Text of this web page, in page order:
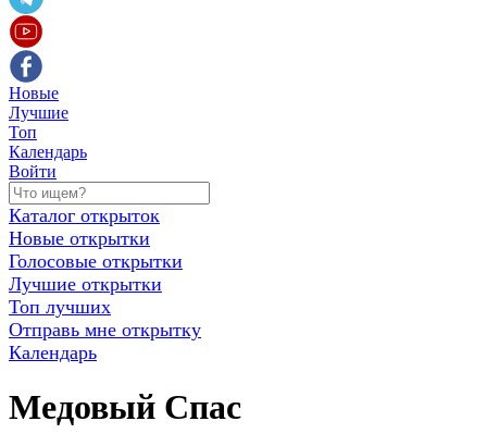
Новые
Лучшие
Топ
Календарь
Войти
Каталог открыток
Новые открытки
Голосовые открытки
Лучшие открытки
Топ лучших
Отправь мне открытку
Календарь
Медовый Спас